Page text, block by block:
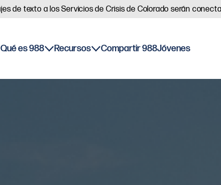
de texto a los Servicios de Crisis de Colorado serán
Qué es 988 Recursos Compartir 988Jóvenes